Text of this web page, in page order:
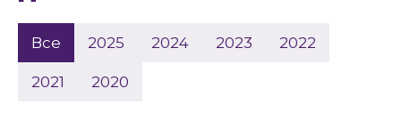
Все 2025 2024 2023 2022
2021 2020